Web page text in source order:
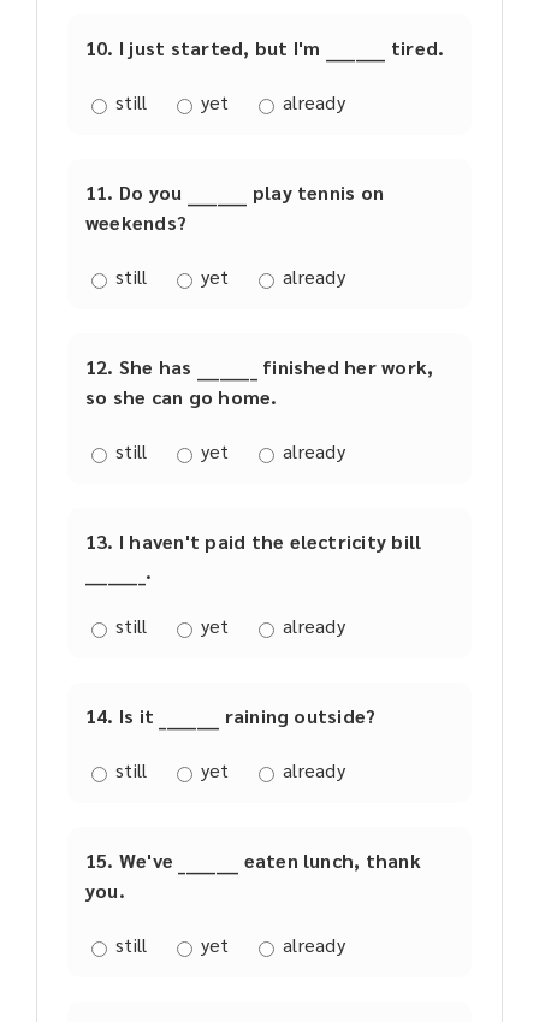
10. I just started, but I'm ________ tired.
still yet already
11. Do you ________ play tennis on
weekends?
still yet already
12. She has ________ finished her work,
so she can go home.
still yet already
13. I haven't paid the electricity bill
________.
still yet already
14. Is it ________ raining outside?
still yet already
15. We've ________ eaten lunch, thank
you.
still yet already